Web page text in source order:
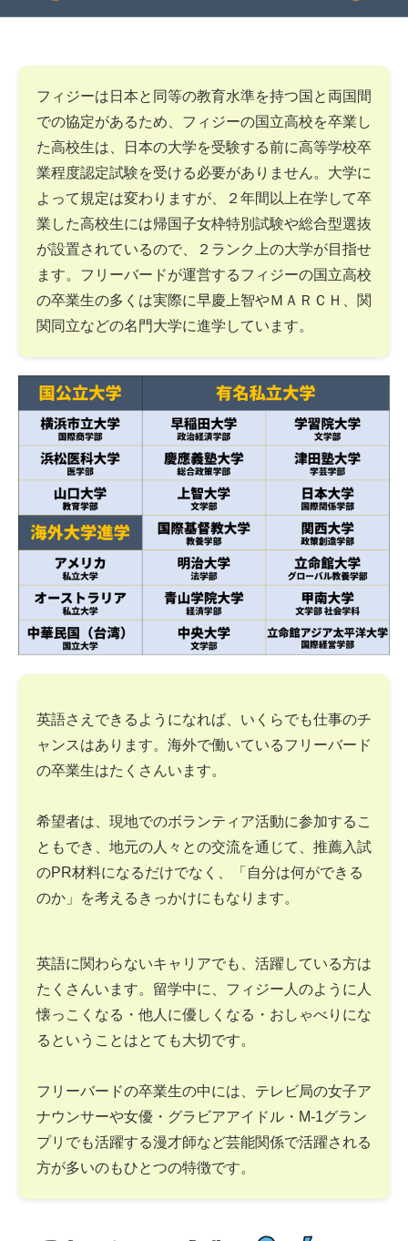
フィジーは日本と同等の教育水準を持つ国と両国間
での協定があるため、フィジーの国立高校を卒業し
た高校生は、日本の大学を受験する前に高等学校卒
業程度認定試験を受ける必要がありません。大学に
よって規定は変わりますが、２年間以上在学して卒
業した高校生には帰国子女枠特別試験や総合型選抜
が設置されているので、２ランク上の大学が目指せ
ます。フリーバードが運営するフィジーの国立高校
の卒業生の多くは実際に早慶上智やＭＡＲＣＨ、関
関同立などの名門大学に進学しています。
英語さえできるようになれば、いくらでも仕事のチ
ャンスはあります。海外で働いているフリーバード
の卒業生はたくさんいます。
希望者は、現地でのボランティア活動に参加するこ
ともでき、地元の人々との交流を通じて、推薦入試
のPR材料になるだけでなく、「自分は何ができる
のか」を考えるきっかけにもなります。
英語に関わらないキャリアでも、活躍している方は
たくさんいます。留学中に、フィジー人のように人
懐っこくなる・他人に優しくなる・おしゃべりにな
るということはとても大切です。
フリーバードの卒業生の中には、テレビ局の女子ア
ナウンサーや女優・グラビアアイドル・M-1グラン
プリでも活躍する漫才師など芸能関係で活躍される
方が多いのもひとつの特徴です。